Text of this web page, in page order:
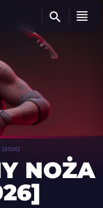
[2026]
NOŻA